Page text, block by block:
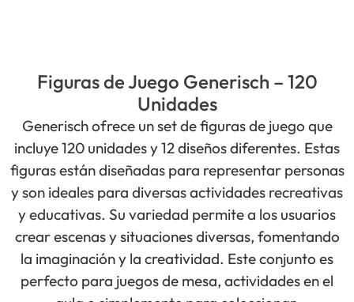
Figuras de Juego Generisch – 120
Unidades
Generisch ofrece un set de figuras de juego que
incluye 120 unidades y 12 diseños diferentes. Estas
figuras están diseñadas para representar personas
y son ideales para diversas actividades recreativas
y educativas. Su variedad permite a los usuarios
crear escenas y situaciones diversas, fomentando
la imaginación y la creatividad. Este conjunto es
perfecto para juegos de mesa, actividades en el